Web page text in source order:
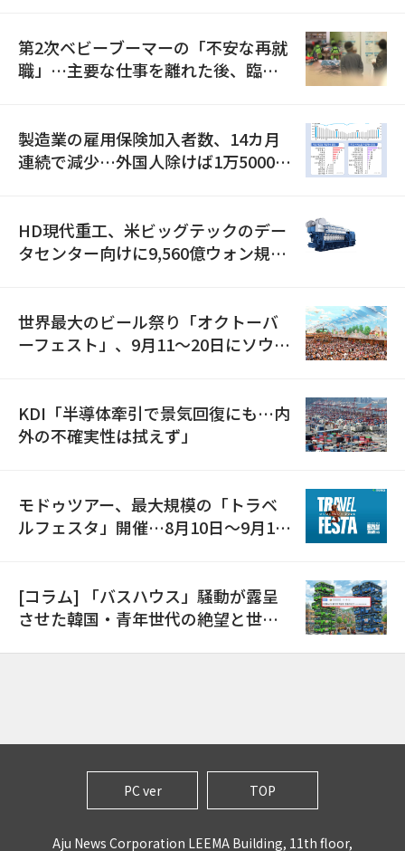
第2次ベビーブーマーの「不安な再就
職」…主要な仕事を離れた後、臨時
製造業の雇用保険加入者数、14カ月
連続で減少…外国人除けば1万5000人
HD現代重工、米ビッグテックのデー
タセンター向けに9,560億ウォン規模
世界最大のビール祭り「オクトーバ
ーフェスト」、9月11〜20日にソウル
KDI「半導体牽引で景気回復にも…内
外の不確実性は拭えず」
モドゥツアー、最大規模の「トラベ
ルフェスタ」開催…8月10日～9月11
[コラム] 「バスハウス」騒動が露呈
させた韓国・青年世代の絶望と世代
PC ver TOP
Aju News Corporation LEEMA Building, 11th floor,